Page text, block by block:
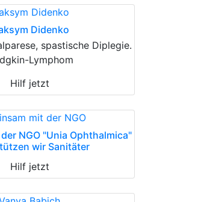
Didenko
spastische Diplegie.
Lymphom
Hilf jetzt
NGO "Unia Ophthalmica"
wir Sanitäter
Hilf jetzt